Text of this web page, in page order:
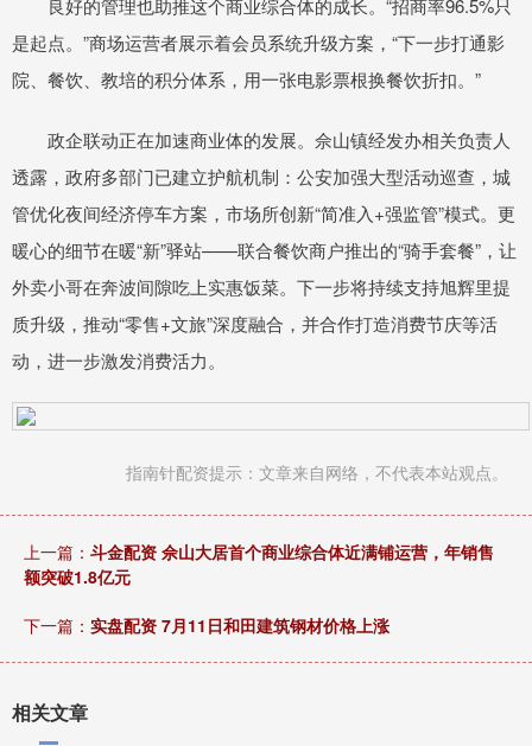
是起点。”商场运营者展示着会员系统升级方案，“下一步打通影
院、餐饮、教培的积分体系，用一张电影票根换餐饮折扣。”
政企联动正在加速商业体的发展。佘山镇经发办相关负责人
透露，政府多部门已建立护航机制：公安加强大型活动巡查，城
管优化夜间经济停车方案，市场所创新“简准入+强监管”模式。更
暖心的细节在暖“新”驿站——联合餐饮商户推出的“骑手套餐”，让
外卖小哥在奔波间隙吃上实惠饭菜。下一步将持续支持旭辉里提
质升级，推动“零售+文旅”深度融合，并合作打造消费节庆等活
动，进一步激发消费活力。
指南针配资提示：文章来自网络，不代表本站观点。
上一篇： 斗金配资 佘山大居首个商业综合体近满铺运营，年销售
额突破1.8亿元
下一篇： 实盘配资 7月11日和田建筑钢材价格上涨
相关文章